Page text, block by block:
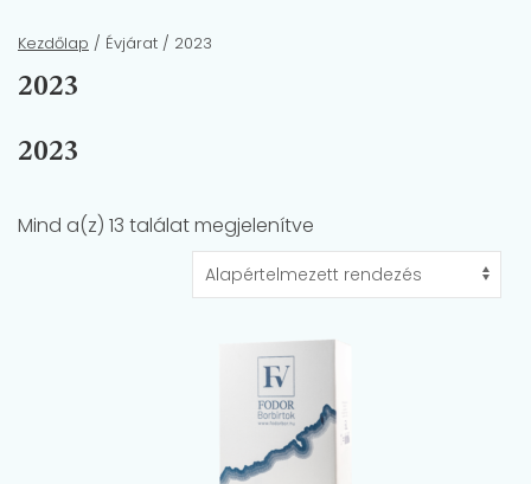
Kezdőlap / Évjárat / 2023
2023
2023
Mind a(z) 13 találat megjelenítve